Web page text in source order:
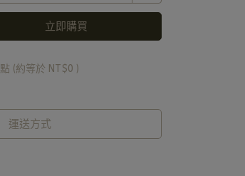
立即購買
點 (約等於 NT$0 )
運送方式